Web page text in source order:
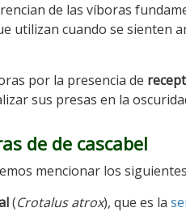
de las víboras
utilizan cuando se sienten
por la presencia de
sus presas en la
de de cascabel
mencionar los
(Crotalus atrox), que es la